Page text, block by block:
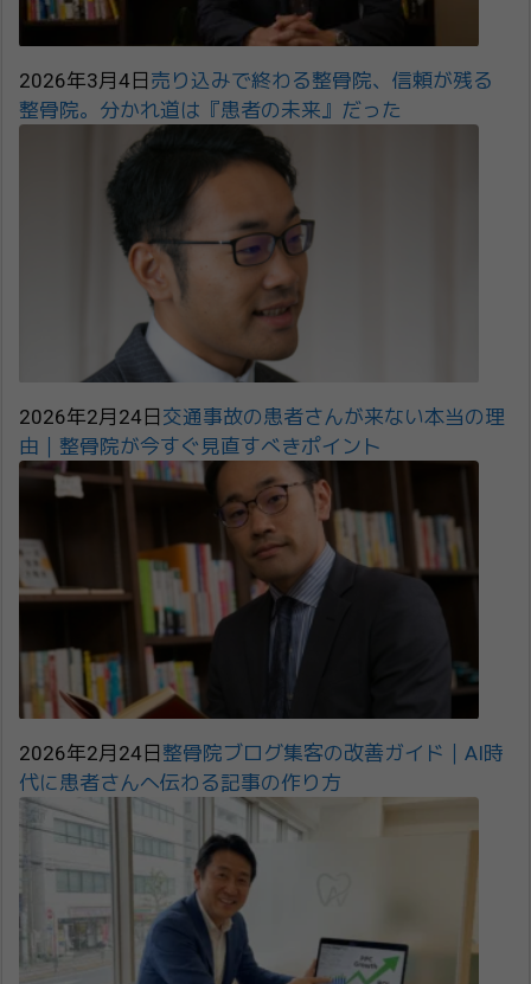
2026年3月4日 売り込みで終わる整骨院、信頼が残る
整骨院。分かれ道は『患者の未来』だった
2026年2月24日 交通事故の患者さんが来ない本当の理
由｜整骨院が今すぐ見直すべきポイント
2026年2月24日 整骨院ブログ集客の改善ガイド｜AI時
代に患者さんへ伝わる記事の作り方